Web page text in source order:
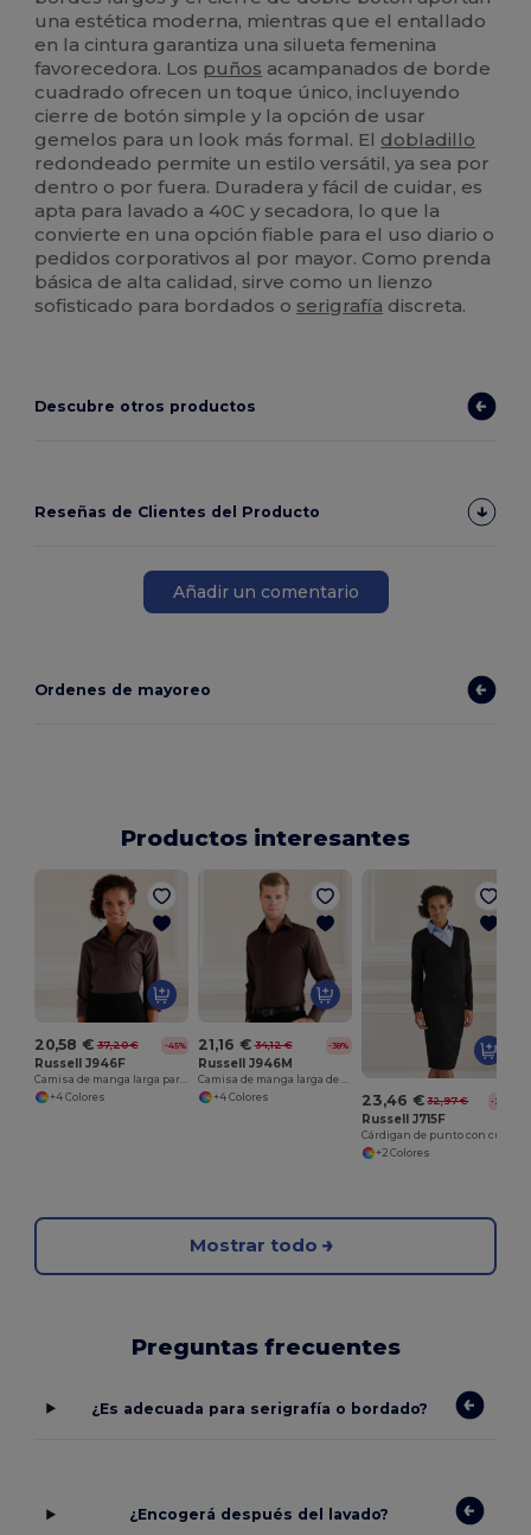
una estética moderna, mientras que el entallado
en la cintura garantiza una silueta femenina
favorecedora. Los puños acampanados de borde
cuadrado ofrecen un toque único, incluyendo
cierre de botón simple y la opción de usar
gemelos para un look más formal. El dobladillo
redondeado permite un estilo versátil, ya sea por
dentro o por fuera. Duradera y fácil de cuidar, es
apta para lavado a 40C y secadora, lo que la
convierte en una opción fiable para el uso diario o
pedidos corporativos al por mayor. Como prenda
básica de alta calidad, sirve como un lienzo
sofisticado para bordados o serigrafía discreta.
Descubre otros productos
Reseñas de Clientes del Producto
Añadir un comentario
Ordenes de mayoreo
Productos interesantes
20,58 € 37,20 € -45%
Russell J946F
Camisa de manga larga para mujer de fácil cuidado
+4 Colores
21,16 € 34,12 € -38%
Russell J946M
Camisa de manga larga de fácil cuidado
+4 Colores
23,46 € 32,97 € -29%
Russell J715F
+2 Colores
Mostrar todo
Preguntas frecuentes
¿Es adecuada para serigrafía o bordado?
¿Encogerá después del lavado?